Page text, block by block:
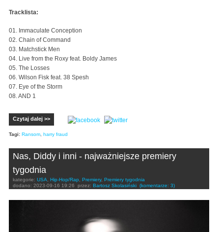
Tracklista:
01. Immaculate Conception
02. Chain of Command
03. Matchstick Men
04. Live from the Roxy feat. Boldy James
05. The Losses
06. Wilson Fisk feat. 38 Spesh
07. Eye of the Storm
08. AND 1
Czytaj dalej >>
Tagi: Ransom, harry fraud
Nas, Diddy i inni - najważniejsze premiery
tygodnia
kategorie: USA, Hip-Hop/Rap, Premiery, Premiery tygodnia
dodano: 2023-09-16 19:26 przez: Bartosz Skolasiński (komentarze: 3)